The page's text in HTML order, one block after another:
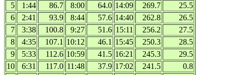
5
1:44 86.7 8:00 64.0 14:09 269.7
25.5
6
2:41 93.9 8:44 57.6 14:40 262.8
26.5
7
3:38 100.8 9:27 51.6 15:11 256.2
27.5
8
4:35 107.1 10:12 46.1 15:45 250.3
28.5
9
5:33 112.6 10:59 41.5 16:21 245.3
29.5
10
6:31 117.0 11:48 37.9 17:02 241.5
0.8